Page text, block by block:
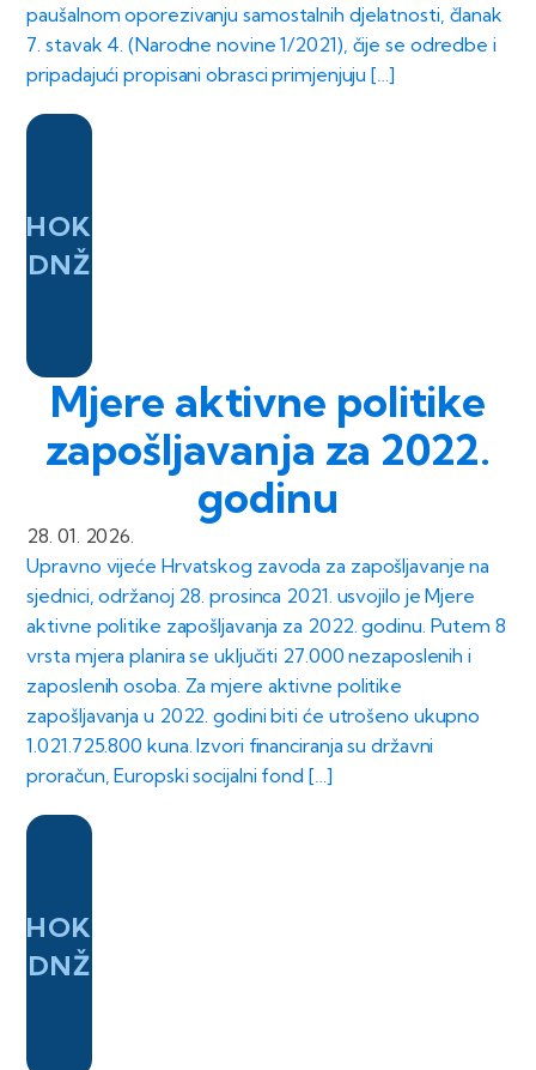
paušalnom oporezivanju samostalnih djelatnosti, članak
7. stavak 4. (Narodne novine 1/2021), čije se odredbe i
pripadajući propisani obrasci primjenjuju […]
HOK
DNŽ
Mjere aktivne politike
zapošljavanja za 2022.
godinu
28. 01. 2026.
Upravno vijeće Hrvatskog zavoda za zapošljavanje na
sjednici, održanoj 28. prosinca 2021. usvojilo je Mjere
aktivne politike zapošljavanja za 2022. godinu. Putem 8
vrsta mjera planira se uključiti 27.000 nezaposlenih i
zaposlenih osoba. Za mjere aktivne politike
zapošljavanja u 2022. godini biti će utrošeno ukupno
1.021.725.800 kuna. Izvori financiranja su državni
proračun, Europski socijalni fond […]
HOK
DNŽ